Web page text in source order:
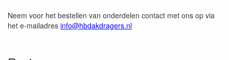
Neem voor het bestellen van onderdelen contact met ons op via
het e-mailadres info@hbdakdragers.nl